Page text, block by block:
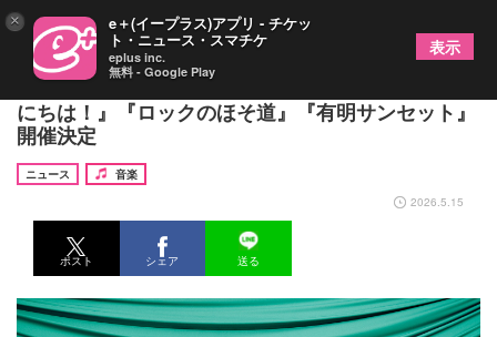
スピッツ、レギュラーイベント『ロックロックこん
にちは！』『ロックのほそ道』『有明サンセット』
開催決定
ニュース
音楽
2026.5.15
ポスト シェア 送る
× e＋(イープラス)アプリ - チケッ
ト・ニュース・スマチケ
eplus inc.
無料 - Google Play
表示